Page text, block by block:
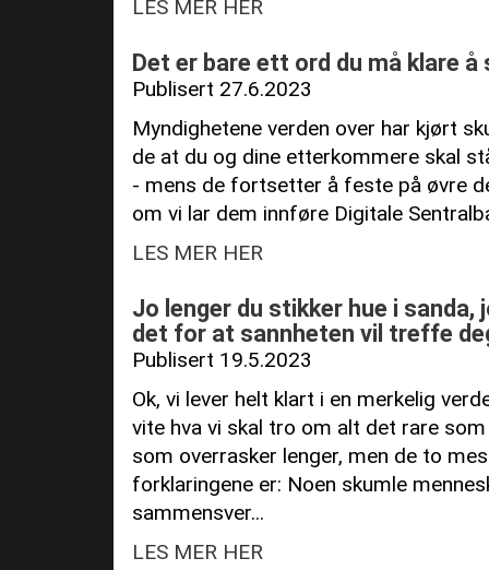
LES MER HER
Det er bare ett ord du må klare å
Publisert 27.6.2023
Myndighetene verden over har kjørt
de at du og dine etterkommere skal
- mens de fortsetter å feste på øvre
om vi lar dem innføre Digitale
LES MER HER
Jo lenger du stikker hue i sanda,
det for at sannheten vil treffe
Publisert 19.5.2023
Ok, vi lever helt klart i en merkelig
vite hva vi skal tro om alt det rare
som overrasker lenger, men de to
forklaringene er: Noen skumle
sammensver...
LES MER HER